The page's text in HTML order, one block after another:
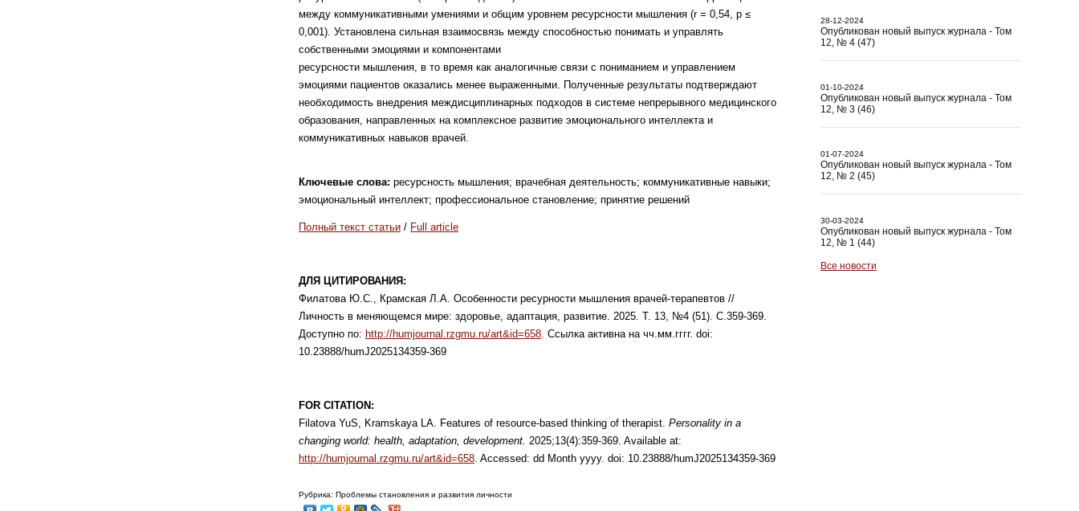
между коммуникативными умениями и общим уровнем ресурсности мышления (r = 0,54, p ≤
0,001). Установлена сильная взаимосвязь между способностью понимать и управлять
собственными эмоциями и компонентами
ресурсности мышления, в то время как аналогичные связи с пониманием и управлением
эмоциями пациентов оказались менее выраженными. Полученные результаты подтверждают
необходимость внедрения междисциплинарных подходов в системе непрерывного медицинского
образования, направленных на комплексное развитие эмоционального интеллекта и
коммуникативных навыков врачей.
Ключевые слова: ресурсность мышления; врачебная деятельность; коммуникативные навыки;
эмоциональный интеллект; профессиональное становление; принятие решений
Полный текст статьи / Full article
ДЛЯ ЦИТИРОВАНИЯ:
Филатова Ю.С., Крамская Л.А. Особенности ресурности мышления врачей-терапевтов //
Личность в меняющемся мире: здоровье, адаптация, развитие. 2025. Т. 13, №4 (51). С.359-369.
Доступно по: http://humjournal.rzgmu.ru/art&id=658. Ссылка активна на чч.мм.гггг. doi:
10.23888/humJ2025134359-369
FOR CITATION:
Filatova YuS, Kramskaya LA. Features of resource-based thinking of therapist. Personality in a
changing world: health, adaptation, development. 2025;13(4):359-369. Available at:
http://humjournal.rzgmu.ru/art&id=658. Accessed: dd Month yyyy. doi: 10.23888/humJ2025134359-369
Рубрика: Проблемы становления и развития личности
28-12-2024
Опубликован новый выпуск журнала - Том
12, № 4 (47)
01-10-2024
Опубликован новый выпуск журнала - Том
12, № 3 (46)
01-07-2024
Опубликован новый выпуск журнала - Том
12, № 2 (45)
30-03-2024
Опубликован новый выпуск журнала - Том
12, № 1 (44)
Все новости